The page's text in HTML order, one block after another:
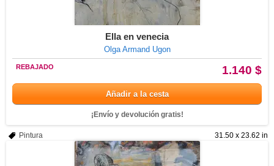
Ella en venecia
Olga Armand Ugon
1.140 $
REBAJADO
Añadir a la cesta
¡Envío y devolución gratis!
31.50 x 23.62 in
Pintura